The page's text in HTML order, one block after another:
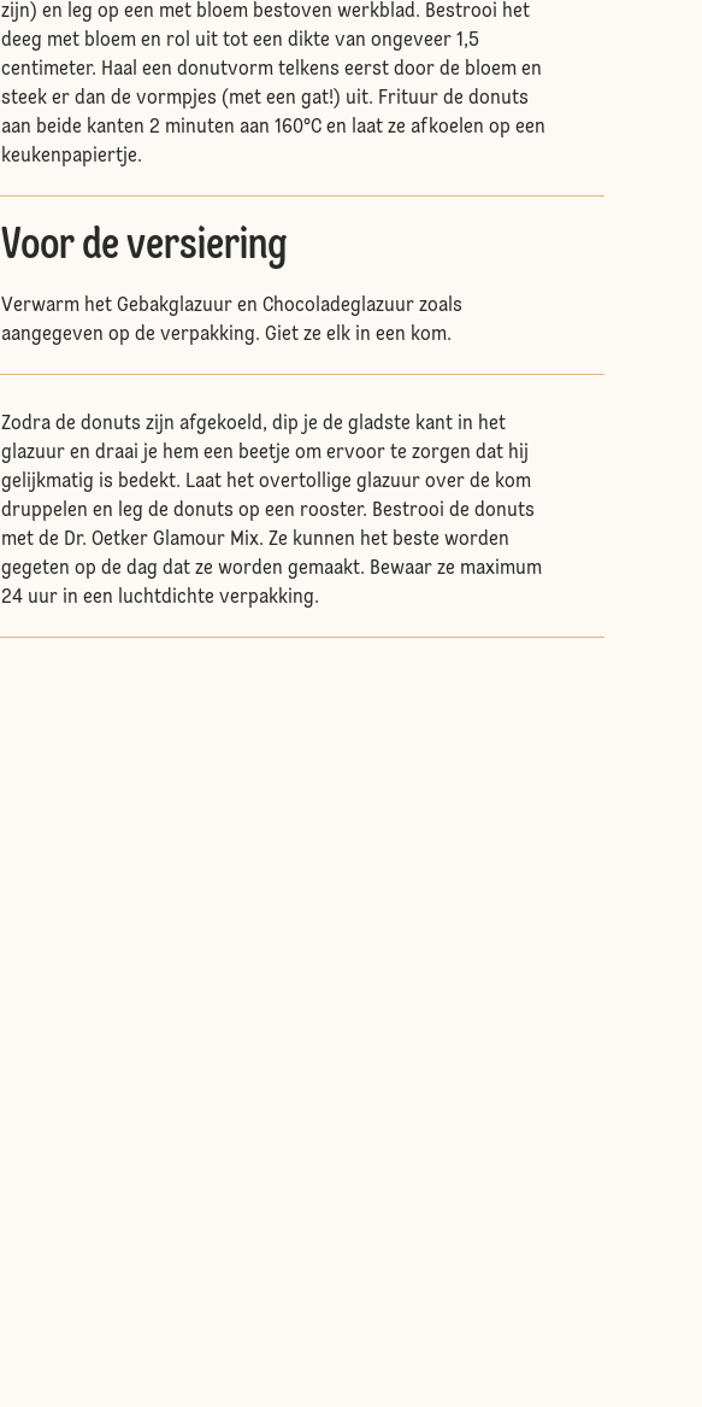
zijn) en leg op een met bloem bestoven werkblad. Bestrooi het
deeg met bloem en rol uit tot een dikte van ongeveer 1,5
centimeter. Haal een donutvorm telkens eerst door de bloem en
steek er dan de vormpjes (met een gat!) uit. Frituur de donuts
aan beide kanten 2 minuten aan 160°C en laat ze afkoelen op een
keukenpapiertje.
Voor de versiering
Verwarm het Gebakglazuur en Chocoladeglazuur zoals
aangegeven op de verpakking. Giet ze elk in een kom.
Zodra de donuts zijn afgekoeld, dip je de gladste kant in het
glazuur en draai je hem een beetje om ervoor te zorgen dat hij
gelijkmatig is bedekt. Laat het overtollige glazuur over de kom
druppelen en leg de donuts op een rooster. Bestrooi de donuts
met de Dr. Oetker Glamour Mix. Ze kunnen het beste worden
gegeten op de dag dat ze worden gemaakt. Bewaar ze maximum
24 uur in een luchtdichte verpakking.